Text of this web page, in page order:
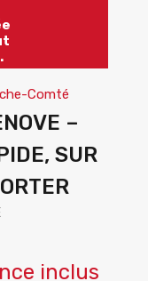
Comté
–
SUR
inclus